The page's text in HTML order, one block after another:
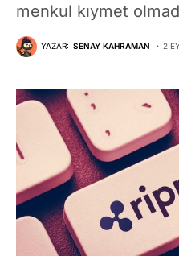
menkul kıymet
YAZAR: SENAY KAHRAMAN 2